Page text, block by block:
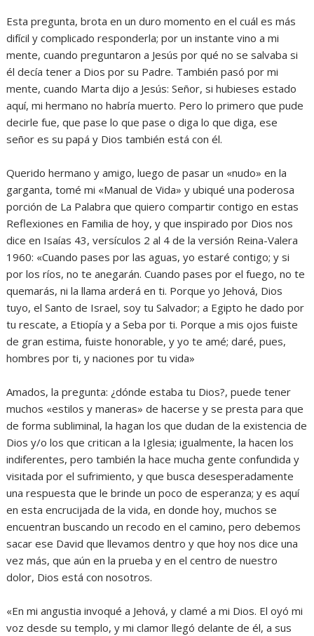
‎Esta pregunta, brota en un duro momento en el cuál es más
difícil y complicado responderla; por un instante vino a mi
mente, cuando preguntaron a Jesús por qué no se salvaba si
él decía tener a Dios por su Padre. También pasó por mi
mente, cuando Marta dijo a Jesús: Señor, si hubieses estado
aquí, mi hermano no habría muerto. Pero lo primero que pude
decirle fue, que pase lo que pase o diga lo que diga, ese
señor es su papá y Dios también está con él.
‎Querido hermano y amigo, luego de pasar un «nudo» en la
garganta, tomé mi «Manual de Vida» y ubiqué una poderosa
porción de La Palabra que quiero compartir contigo en estas
Reflexiones en Familia de hoy, y que inspirado por Dios nos
dice en Isaías 43, versículos 2 al 4 de la versión Reina-Valera
1960: «Cuando pases por las aguas, yo estaré contigo; y si
por los ríos, no te anegarán. Cuando pases por el fuego, no te
quemarás, ni la llama arderá en ti. Porque yo Jehová, Dios
tuyo, el Santo de Israel, soy tu Salvador; a Egipto he dado por
tu rescate, a Etiopía y a Seba por ti. Porque a mis ojos fuiste
de gran estima, fuiste honorable, y yo te amé; daré, pues,
hombres por ti, y naciones por tu vida»
‎Amados, la pregunta: ¿dónde estaba tu Dios?, puede tener
muchos «estilos y maneras» de hacerse y se presta para que
de forma subliminal, la hagan los que dudan de la existencia de
Dios y/o los que critican a la Iglesia; igualmente, la hacen los
indiferentes, pero también la hace mucha gente confundida y
visitada por el sufrimiento, y que busca desesperadamente
una respuesta que le brinde un poco de esperanza; y es aquí
en esta encrucijada de la vida, en donde hoy, muchos se
encuentran buscando un recodo en el camino, pero debemos
sacar ese David que llevamos dentro y que hoy nos dice una
vez más, que aún en la prueba y en el centro de nuestro
dolor, Dios está con nosotros.
‎«En mi angustia invoqué a Jehová, y clamé a mi Dios. El oyó mi
voz desde su templo, y mi clamor llegó delante de él, a sus